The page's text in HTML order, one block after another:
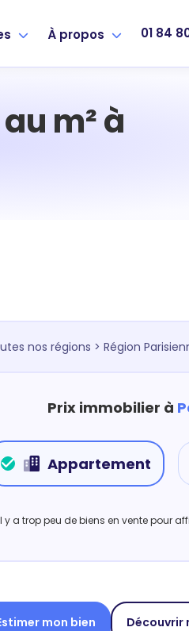
À propos 01 84
m² à
nos régions > Région
Prix immobilier à
Appartement
y a trop peu de biens en vente pour
mon bien Découvrir